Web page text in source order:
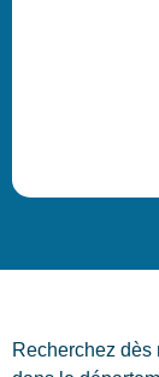
Recherchez dès